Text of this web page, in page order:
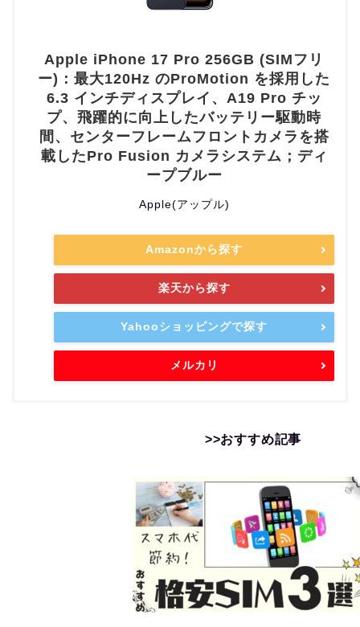
Apple iPhone 17 Pro 256GB (SIMフリ
ー)：最大120Hz のProMotion を採用した
6.3 インチディスプレイ、A19 Pro チッ
プ、飛躍的に向上したバッテリー駆動時
間、センターフレームフロントカメラを搭
載したPro Fusion カメラシステム；ディ
ープブルー
Apple(アップル)
Amazonから探す
楽天から探す
Yahooショッピングで探す
メルカリ
>>おすすめ記事